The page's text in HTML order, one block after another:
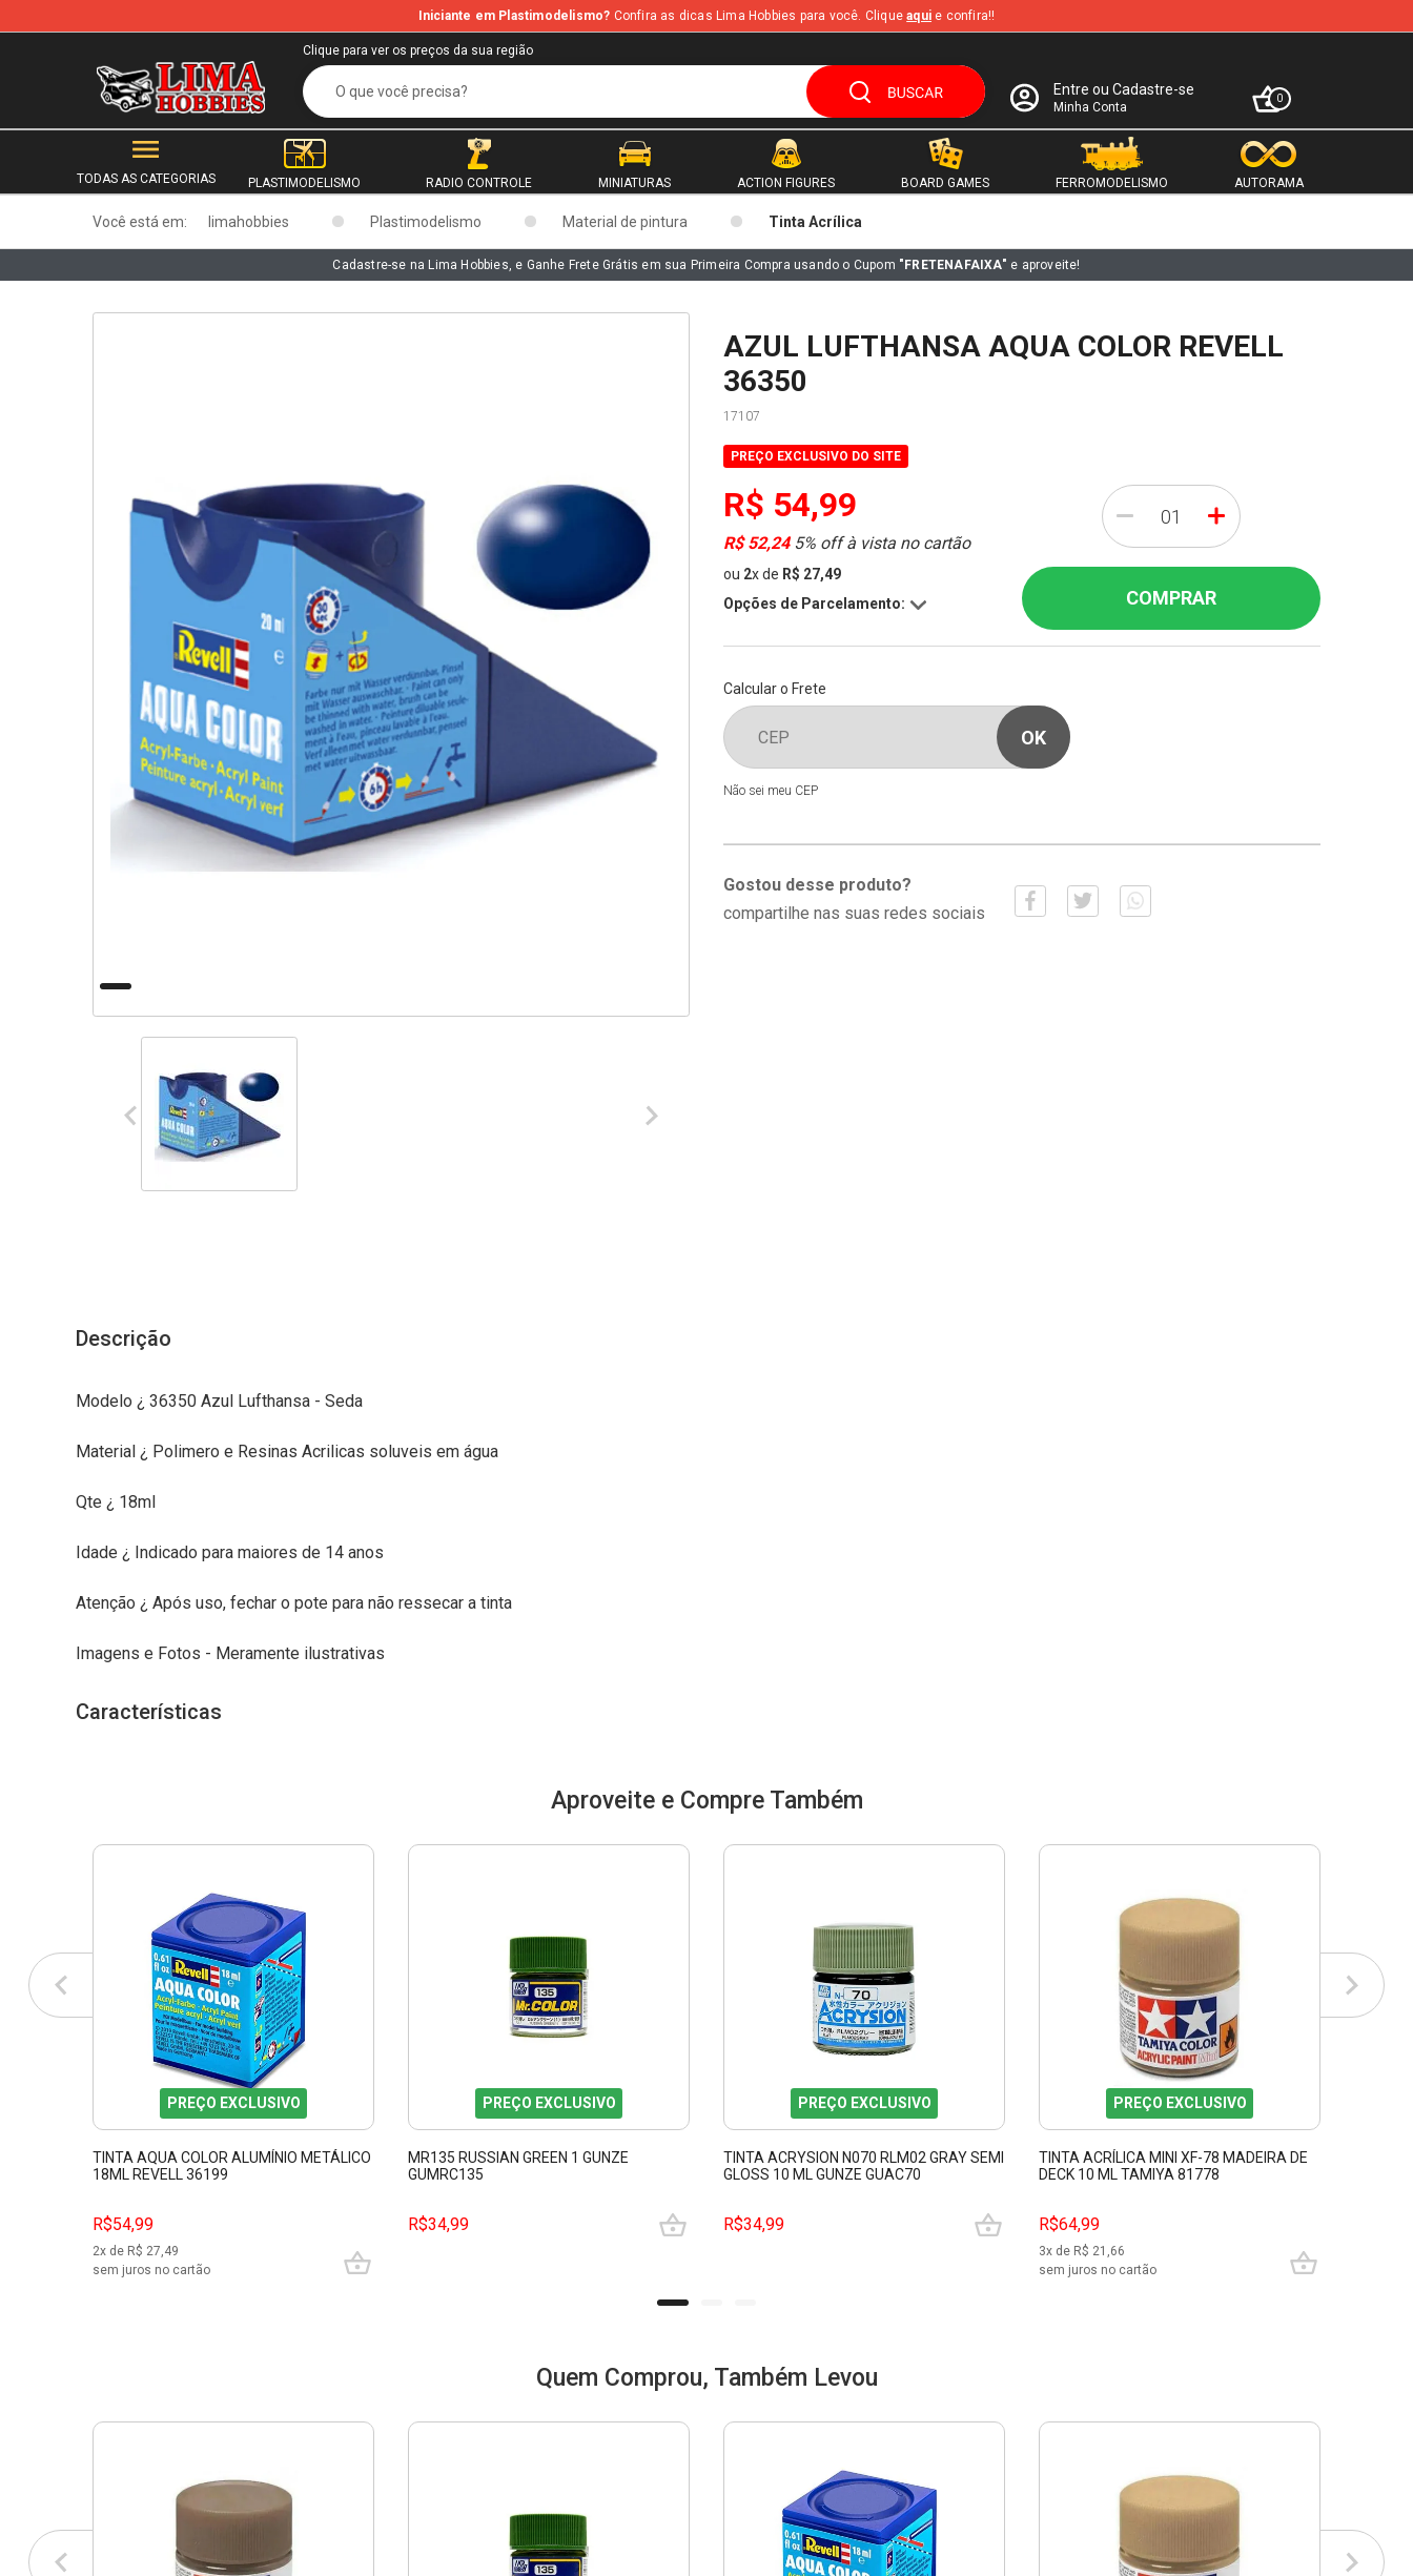
b
Iniciante em Plastimodelismo? Confira as dicas Lima Hobbies para você. Cliqueaqui e confira!!
Clique para ver os preços da sua região
Entre ou Cadastre-se
Minha Conta
0
TODAS AS CATEGORIAS PLASTIMODELISMO RADIO CONTROLE MINIATURAS ACTION FIGURES BOARD GAMES FERROMODELISMO AUTORAMA
Você está em: limahobbies Plastimodelismo Material de pintura Tinta Acrílica
Cadastre-se na Lima Hobbies, e Ganhe Frete Grátis em sua Primeira Compra usando o Cupom "FRETENAFAIXA" e aproveite!
AZUL LUFTHANSA AQUA COLOR REVELL
36350
17107
PREÇO EXCLUSIVO DO SITE
R$ 54,99
R$ 52,245% off à vista no cartão
ou 2xde R$ 27,49
Opções de Parcelamento:
- +
COMPRAR
Calcular o Frete
Não sei meu CEP
Gostou desse produto?
compartilhe nas suas redes sociais
Descrição
Modelo ¿ 36350 Azul Lufthansa - Seda
Material ¿ Polimero e Resinas Acrilicas soluveis em água
Qte ¿ 18ml
Idade ¿ Indicado para maiores de 14 anos
Atenção ¿ Após uso, fechar o pote para não ressecar a tinta
Imagens e Fotos - Meramente ilustrativas
Características
Aproveite e Compre Também
PREÇO EXCLUSIVO
TINTA AQUA COLOR ALUMÍNIO METÁLICO
18ML REVELL 36199
R$54,99
2x de R$ 27,49
sem juros no cartão
PREÇO EXCLUSIVO
MR135 RUSSIAN GREEN 1 GUNZE
GUMRC135
R$34,99
PREÇO EXCLUSIVO
TINTA ACRYSION N070 RLM02 GRAY SEMI
GLOSS 10 ML GUNZE GUAC70
R$34,99
PREÇO EXCLUSIVO
TINTA ACRÍLICA MINI XF-78 MADEIRA DE
DECK 10 ML TAMIYA 81778
R$64,99
3x de R$ 21,66
sem juros no cartão
Quem Comprou, Também Levou